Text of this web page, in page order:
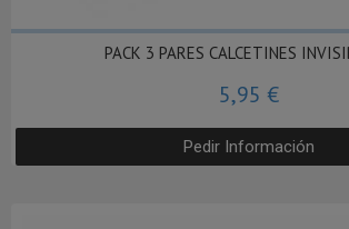
PACK 3 PARES CALCETINES
5,95 €
Pedir Información